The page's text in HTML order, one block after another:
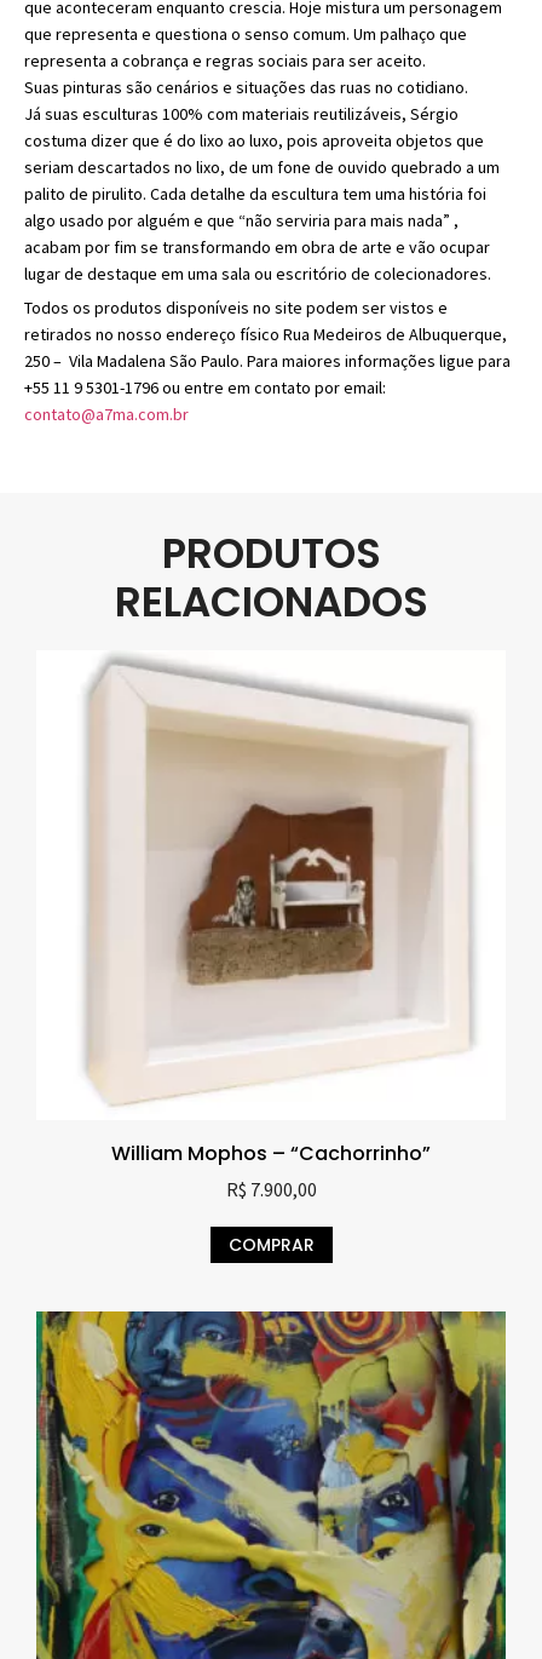
que aconteceram enquanto crescia. Hoje mistura um personagem
que representa e questiona o senso comum. Um palhaço que
representa a cobrança e regras sociais para ser aceito.
Suas pinturas são cenários e situações das ruas no cotidiano.
Já suas esculturas 100% com materiais reutilizáveis, Sérgio
costuma dizer que é do lixo ao luxo, pois aproveita objetos que
seriam descartados no lixo, de um fone de ouvido quebrado a um
palito de pirulito. Cada detalhe da escultura tem uma história foi
algo usado por alguém e que “não serviria para mais nada” ,
acabam por fim se transformando em obra de arte e vão ocupar
lugar de destaque em uma sala ou escritório de colecionadores.
Todos os produtos disponíveis no site podem ser vistos e
retirados no nosso endereço físico Rua Medeiros de Albuquerque,
250 – Vila Madalena São Paulo. Para maiores informações ligue para
+55 11 9 5301-1796 ou entre em contato por email:
contato@a7ma.com.br
PRODUTOS
RELACIONADOS
William Mophos – “Cachorrinho”
R$ 7.900,00
COMPRAR